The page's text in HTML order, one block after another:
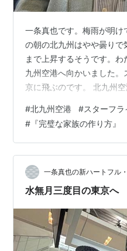
一条真也です。梅雨が明け
の朝の北九州はやや曇り
まで上昇するそうです。
九州空港へ向かいました
京に飛ぶのです。 北九州
今回の出張目的は、理事長
祭文化振興財団の儀式委員
その他、今年８月に出版
になりました）の人間国
の対談本『「かたち」の文
版）、１１月に出版予定の
#北九州空港 #スターフ
# 『完璧な家族の作り方』
一条真也の新ハートフル
水無月三度目の東京へ